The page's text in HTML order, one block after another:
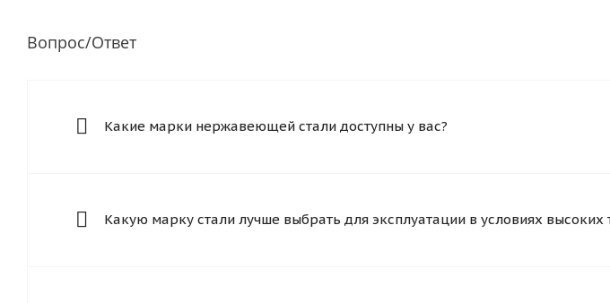
Вопрос/Ответ
Какие марки нержавеющей стали доступны у вас?
Какую марку стали лучше выбрать для эксплуатации в условиях высоких